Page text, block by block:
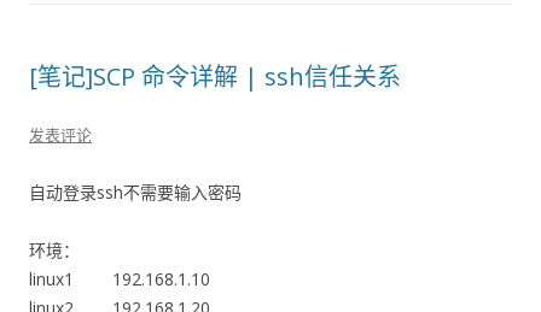
[笔记]SCP 命令详解 | ssh信任关系
发表评论
自动登录ssh不需要输入密码
环境：
linux1 192.168.1.10